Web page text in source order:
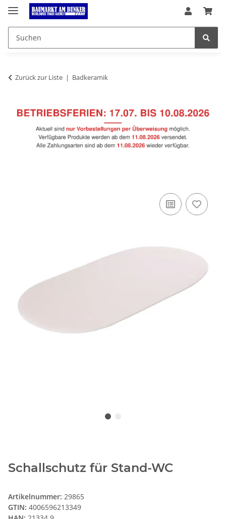
Zurück zur Liste Badkeramik
Schallschutz für Stand-WC
Artikelnummer: 29865
GTIN: 4006596213349